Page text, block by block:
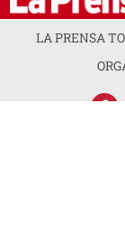
LA PRENSA